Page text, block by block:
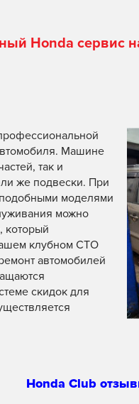
Honda сервис
Машине
так и
же подвески. При
подобными моделями
можно
который
клубном СТО
автомобилей
скидок для
Honda Club